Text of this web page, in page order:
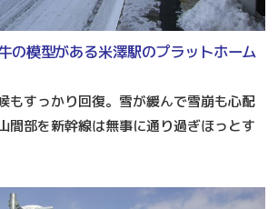
の模型がある米澤駅のプラットホーム
もすっかり回復。雪が緩んで雪崩も心配
間部を新幹線は無事に通り過ぎほっとす